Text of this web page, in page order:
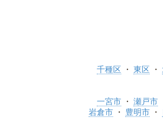
千種区
東区
一宮市
瀬戸市
岩倉市
豊明市